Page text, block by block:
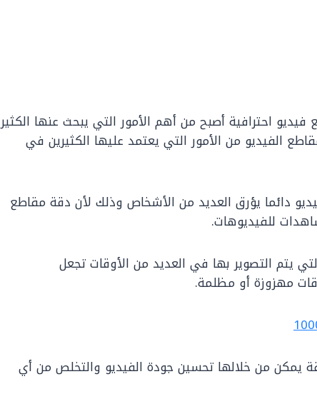
فيديو احترافية أصبح من أهم الأمور التي يبحث عنها الكثير
الفيديو من الأمور التي يعتمد عليها الكثيرين في
دائما يؤرق العديد من الأشخاص وذلك لأن دقة مقاطع
للفيديوهات.
يتم التصوير بها في العديد من الأوقات تجعل
مهزوزة أو مظلمة.
يمكن من خلالها تحسين جودة الفيديو والتخلص من أي